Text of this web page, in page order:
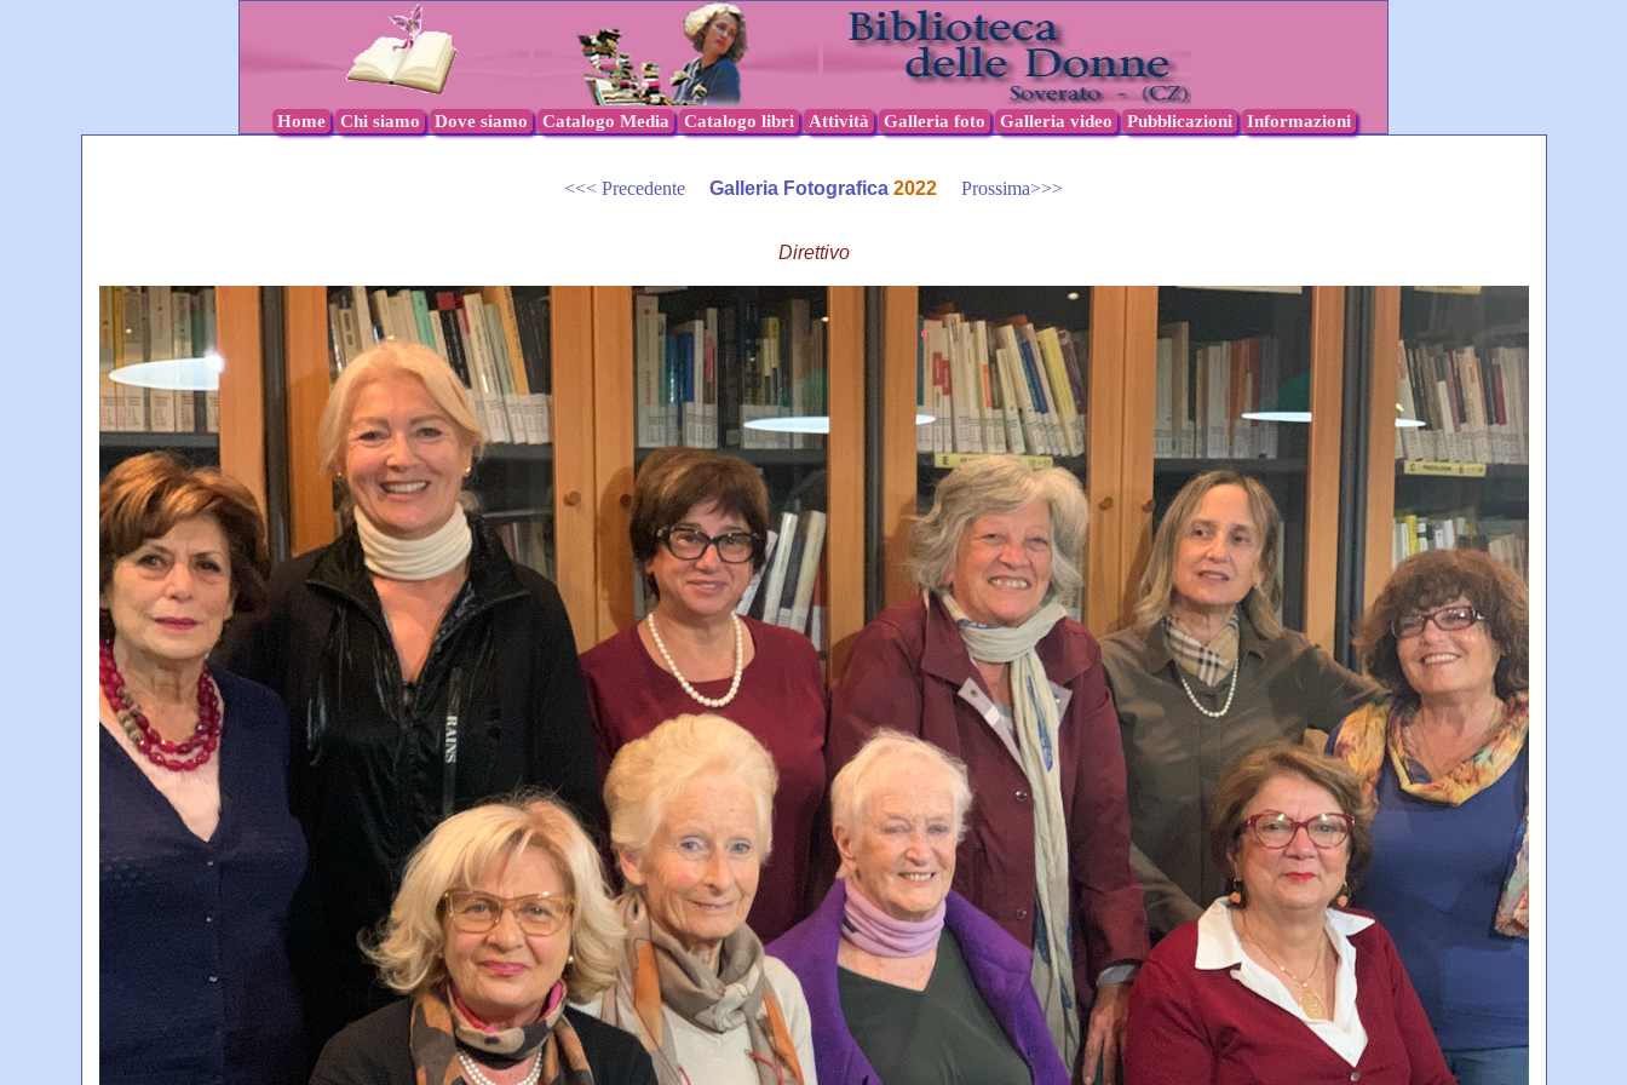
Home Chi siamo Dove siamo Catalogo Media Catalogo libri Attività Galleria foto Galleria video Pubblicazioni Informazioni
<<< Precedente Galleria Fotografica 2022 Prossima>>>
Direttivo